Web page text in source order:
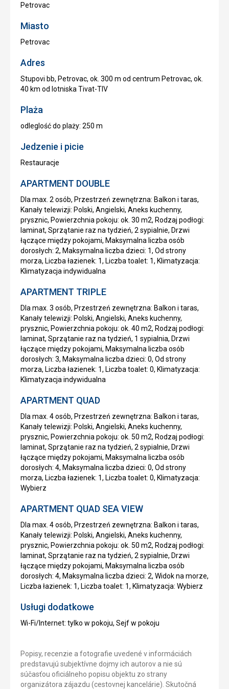
Petrovac
Miasto
Petrovac
Adres
Stupovi bb, Petrovac, ok. 300 m od centrum Petrovac, ok.
40 km od lotniska Tivat-TIV
Plaża
odleglość do plaży: 250 m
Jedzenie i picie
Restauracje
APARTMENT DOUBLE
Dla max. 2 osób, Przestrzeń zewnętrzna: Balkon i taras,
Kanały telewizji: Polski, Angielski, Aneks kuchenny,
prysznic, Powierzchnia pokoju: ok. 30 m2, Rodzaj podłogi:
laminat, Sprzątanie raz na tydzień, 2 sypialnie, Drzwi
łączące między pokojami, Maksymalna liczba osób
dorosłych: 2, Maksymalna liczba dzieci: 1, Od strony
morza, Liczba łazienek: 1, Liczba toalet: 1, Klimatyzacja:
Klimatyzacja indywidualna
APARTMENT TRIPLE
Dla max. 3 osób, Przestrzeń zewnętrzna: Balkon i taras,
Kanały telewizji: Polski, Angielski, Aneks kuchenny,
prysznic, Powierzchnia pokoju: ok. 40 m2, Rodzaj podłogi:
laminat, Sprzątanie raz na tydzień, 1 sypialnia, Drzwi
łączące między pokojami, Maksymalna liczba osób
dorosłych: 3, Maksymalna liczba dzieci: 0, Od strony
morza, Liczba łazienek: 1, Liczba toalet: 0, Klimatyzacja:
Klimatyzacja indywidualna
APARTMENT QUAD
Dla max. 4 osób, Przestrzeń zewnętrzna: Balkon i taras,
Kanały telewizji: Polski, Angielski, Aneks kuchenny,
prysznic, Powierzchnia pokoju: ok. 50 m2, Rodzaj podłogi:
laminat, Sprzątanie raz na tydzień, 2 sypialnie, Drzwi
łączące między pokojami, Maksymalna liczba osób
dorosłych: 4, Maksymalna liczba dzieci: 0, Od strony
morza, Liczba łazienek: 1, Liczba toalet: 0, Klimatyzacja:
Wybierz
APARTMENT QUAD SEA VIEW
Dla max. 4 osób, Przestrzeń zewnętrzna: Balkon i taras,
Kanały telewizji: Polski, Angielski, Aneks kuchenny,
prysznic, Powierzchnia pokoju: ok. 50 m2, Rodzaj podłogi:
laminat, Sprzątanie raz na tydzień, 2 sypialnie, Drzwi
łączące między pokojami, Maksymalna liczba osób
dorosłych: 4, Maksymalna liczba dzieci: 2, Widok na morze,
Liczba łazienek: 1, Liczba toalet: 1, Klimatyzacja: Wybierz
Usługi dodatkowe
Wi-Fi/Internet: tylko w pokoju, Sejf w pokoju
Popisy, recenzie a fotografie uvedené v informáciách
predstavujú subjektívne dojmy ich autorov a nie sú
súčasťou oficiálneho popisu objektu zo strany
organizátora zájazdu (cestovnej kancelárie). Skutočná